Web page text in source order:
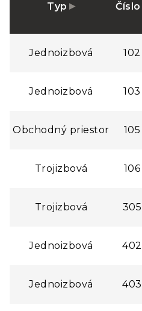
Typ Číslo
Jednoizbová 102
Jednoizbová 103
Obchodný priestor 105
Trojizbová 106
Trojizbová 305
Jednoizbová 402
Jednoizbová 403